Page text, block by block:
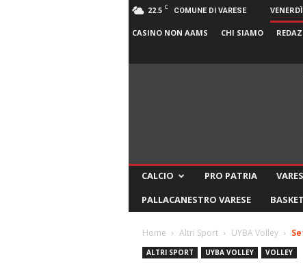
22.5 C COMUNE DI VARESE
CASINO NON AAMS CHI SIAMO
CALCIO PRO PATRIA
PALLACANESTRO VARESE
BASKET
Home Altri Sport UYBA Volley
ALTRI SPORT UYBA VOLLEY VOLLEY